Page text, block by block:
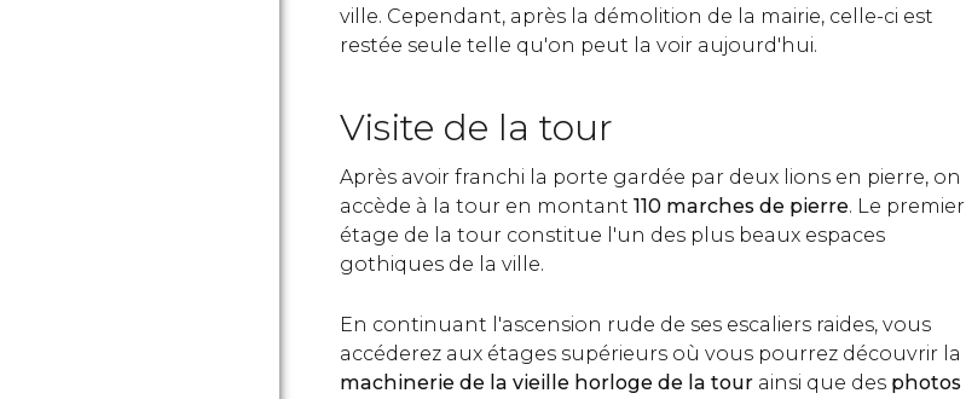
ville. Cependant, après la démolition de la mairie, celle-ci est
restée seule telle qu'on peut la voir aujourd'hui.
Visite de la tour
Après avoir franchi la porte gardée par deux lions en pierre, on
accède à la tour en montant 110 marches de pierre. Le premier
étage de la tour constitue l'un des plus beaux espaces
gothiques de la ville.
En continuant l'ascension rude de ses escaliers raides, vous
accéderez aux étages supérieurs où vous pourrez découvrir la
machinerie de la vieille horloge de la tour ainsi que des photos